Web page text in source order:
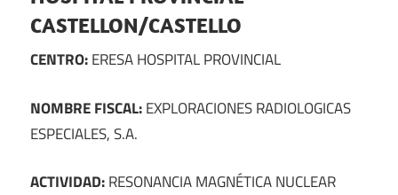
CASTELLON/CASTELLO
CENTRO:ERESA HOSPITAL PROVINCIAL
NOMBRE FISCAL:EXPLORACIONES RADIOLOGICAS
ESPECIALES, S.A.
ACTIVIDAD:RESONANCIA MAGNÉTICA NUCLEAR